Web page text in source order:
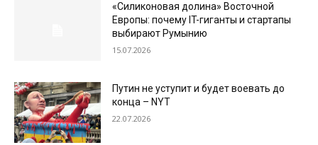
«Силиконовая долина» Восточной
Европы: почему IT-гиганты и стартапы
выбирают Румынию
15.07.2026
Путин не уступит и будет воевать до
конца – NYT
22.07.2026